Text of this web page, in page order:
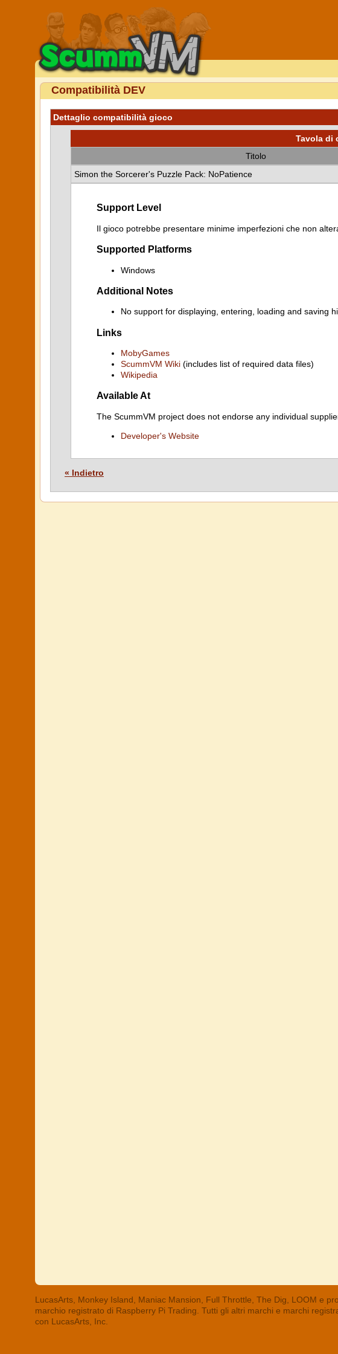
Compatibilità DEV
Dettaglio compatibilità gioco
Tavola di
Titolo
Simon the Sorcerer's Puzzle Pack: NoPatience
Support Level
Il gioco potrebbe presentare minime imperfezioni che non
Supported Platforms
Windows
Additional Notes
No support for displaying, entering, loading and saving
Links
MobyGames
ScummVM Wiki (includes list of required data files)
Wikipedia
Available At
The ScummVM project does not endorse any individual
Developer's Website
« Indietro
LucasArts, Monkey Island, Maniac Mansion, Full Throttle, The Dig, LOOM e
marchio registrato di Raspberry Pi Trading. Tutti gli altri marchi e marchi
con LucasArts, Inc.